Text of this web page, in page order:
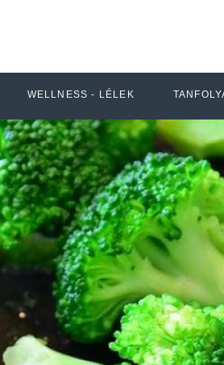
WELLNESS - LÉLEK